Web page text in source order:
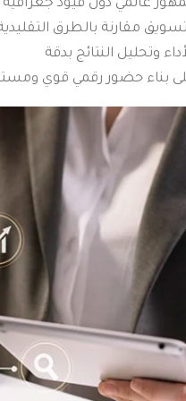
عالمي دون قيود جغرافية
مقارنة بالطرق
وتحليل النتائج بدقة
بناء حضور رقمي قوي